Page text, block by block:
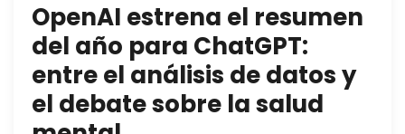
OpenAI estrena el resumen
del año para ChatGPT:
entre el análisis de datos y
el debate sobre la salud